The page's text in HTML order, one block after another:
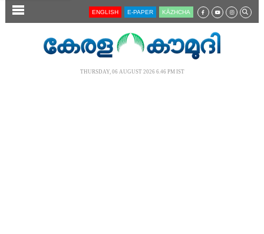
SECTIONS ENGLISH E-PAPER KĀZHCHA
THURSDAY, 06 AUGUST 2026 6.46 PM IST